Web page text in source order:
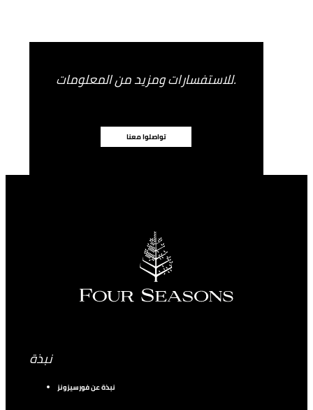
للاستفسارات ومزيد من المعلومات.
تواصلوا معنا
نبذة
نبذة عن فورسيزونز